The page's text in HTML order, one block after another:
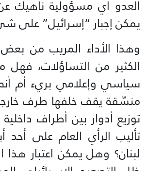
العدو اي مسؤولية ناهيك عن
يمكن إجبار “إسرائيل” على
وهذا الأداء المريب من بعض
الكثير من التساؤلات،
سياسي وإعلامي بريء أم
منسّقة يقف خلفها طرف
توزيع أدوار بين أطراف
تأليب الرأي العام على أحد
لبنان؟ وهل يمكن اعتبار